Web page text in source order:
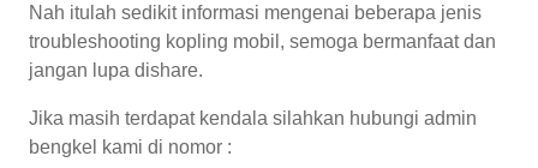
Nah itulah sedikit informasi mengenai beberapa jenis
troubleshooting kopling mobil, semoga bermanfaat dan
jangan lupa dishare.
Jika masih terdapat kendala silahkan hubungi admin
bengkel kami di nomor :